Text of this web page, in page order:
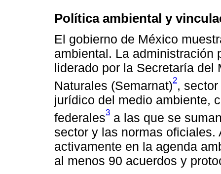
Política ambiental y
El gobierno de México
ambiental. La administración
liderado por la Secretaría del
Naturales (Semarnat)2,
jurídico del medio ambiente,
federales3 a las que se
sector y las normas
activamente en la agenda
al menos 90 acuerdos y